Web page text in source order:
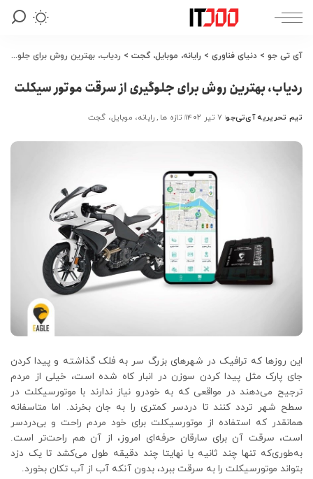
آی تی جو > دنیای فناوری > رایانه، موبایل، گجت > ردیاب، بهترین روش برای جلوگیری از سرقت موتور سیکلت
ردیاب، بهترین روش برای جلوگیری از سرقت موتور سیکلت
ارسال
توسط
تیم تحریریه آی‌تی‌جو ۷ تیر ۱۴۰۲ تازه ها رایانه، موبایل، گجت
این روزها که ترافیک در شهرهای بزرگ سر به فلک گذاشته و پیدا کردن
جای پارک مثل پیدا کردن سوزن در انبار کاه شده است، خیلی‌ از مردم
ترجیح می‌دهند در مواقعی که به خودرو نیاز ندارند با موتورسیکلت در
سطح شهر تردد کنند تا دردسر کمتری را به جان بخرند. اما متاسفانه
همانقدر که استفاده از موتورسیکلت برای خود مردم راحت و بی‌دردسر
است، سرقت آن برای سارقان حرفه‌ای امروز، از آن هم راحت‌تر است.
به‌طوری‌که تنها چند ثانیه یا نهایتا چند دقیقه طول می‌کشد تا یک دزد
بتواند موتورسیکلت را به سرقت ببرد، بدون آنکه آب از آب تکان بخورد.